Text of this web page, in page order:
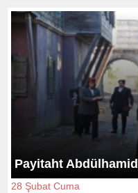
Payitaht
28 Şubat Cuma